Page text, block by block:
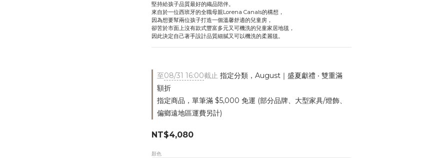
堅持給孩子品質最好的織品陪伴。
來自於一位西班牙的全職母親Lorena Canals的構想，
因為想要幫兩位孩子打造一個溫馨舒適的兒童房，
卻苦於市面上沒有款式豐富多元又可機洗的兒童家居地毯，
因此決定自己著手設計品質細膩又可以機洗的柔麗毯。
至08/31 16:00截止 指定分類，August｜盛夏獻禮 ‧ 雙重滿
額折
指定商品，單筆滿 $5,000 免運 (部分品牌、大型家具/燈飾、
偏鄉遠地區運費另計)
NT$4,080
顏色